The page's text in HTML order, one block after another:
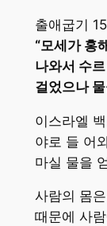
출애굽기
“모세가 홍
나와서 수
걸었으나
이스라엘
야로 들 어
마실 물을
사람의 몸
때문에 사